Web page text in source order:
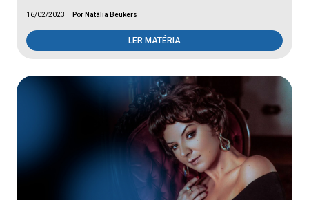
16/02/2023 Por Natália Beukers
LER MATÉRIA